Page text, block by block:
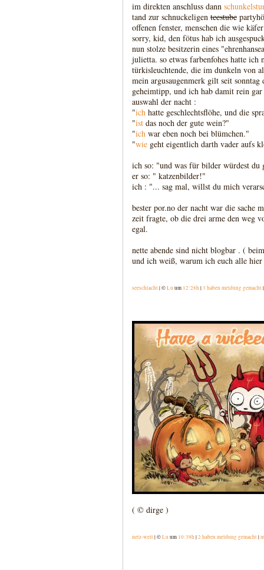
im direkten anschluss dann
tand zur schnuckeligen teestube
offenen fenster, menschen die wie
sorry, kid, den fötus hab ich
nun stolze besitzerin eines
julietta. so etwas farbenfohes hatte
türkisleuchtende, die im dunkeln von
mein argusaugenmerk gilt seit
geheimtipp, und ich hab damit rein
auswahl der nacht :
"ich hatte geschlechtsflöhe, und die
"ist das noch der gute wein?"
"ich war eben noch bei blümchen."
"wie geht eigentlich darth vader aufs
ich so: "und was für bilder würdest du
er so: " katzenbilder!"
ich : "... sag mal, willst du mich
bester por.no der nacht war die sache
zeit fragte, ob die drei arme den weg
egal.
nette abende sind nicht blogbar . (
und ich weiß, warum ich euch alle
seeschlacht| ©Lu um 12:28h |3 haben meldung gemacht
( © dirge )
netz-welt| ©Lu um 10:39h |2 haben meldung gemacht|